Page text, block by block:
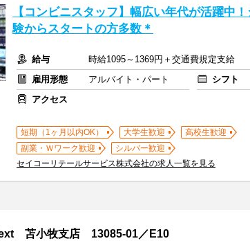
【コンビニスタッフ】幅広い年代が活躍中
験からスタートの方多数＊
給与
時給1095～1369円＋交通費規定支給
雇用形態
アルバイト・パート シフト
アクセス
短期（1ヶ月以内OK） 大学生歓迎
高校生歓迎
副業・Ｗワーク歓迎
シルバー歓迎
セイコーリテールサービス株式会社の求人一覧を見る
苫小牧支店 13085-01／E10